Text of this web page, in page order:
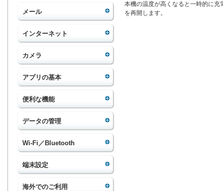
メール
インターネット
カメラ
アプリの基本
便利な機能
データの管理
Wi-Fi／Bluetooth
端末設定
海外でのご利用
本機の温度が高くなると一時的に
を再開します。